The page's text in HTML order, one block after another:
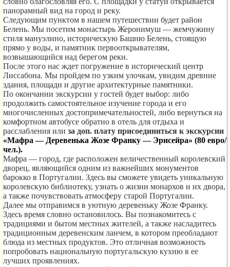
панорамный вид на город и реку.
Следующим пунктом в нашем путешествии будет район
Белень. Мы посетим монастырь Жеронимуш — жемчужину
стиля мануэлино, историческую Башню Белень, стоящую
прямо у воды, и памятник первооткрывателям,
возвышающийся над берегом реки.
После этого нас ждет погружение в исторический центр
Лиссабона. Мы пройдем по узким улочкам, увидим древние
здания, площади и другие архитектурные памятники.
По окончании экскурсии у гостей будет выбор: либо
продолжить самостоятельное изучение города и его
многочисленных достопримечательностей, либо вернуться на
комфортном автобусе обратно в отель для отдыха и
расслабления или за доп. плату присоединиться к экскурсии
«Мафра — Деревенька Жозе Франку — Эрисейра» (80 евро/
чел.).
Мафра — город, где расположен величественный королевский
дворец, являющийся одним из важнейших монументов
барокко в Португалии. Здесь вы сможете увидеть уникальную
королевскую библиотеку, узнать о жизни монархов и их двора,
а также почувствовать атмосферу старой Португалии.
Далее мы отправимся в уютную деревеньку Жозе Франку.
Здесь время словно остановилось. Вы познакомитесь с
традициями и бытом местных жителей, а также насладитесь
традиционным деревенским ланчем, в котором преобладают
блюда из местных продуктов. Это отличная возможность
попробовать национальную португальскую кухню в ее
лучших проявлениях.